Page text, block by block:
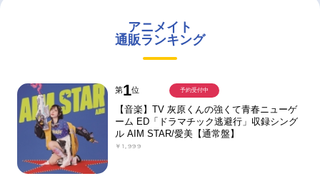
アニメイト
通販ランキング
第1位
【音楽】TV 灰原くんの強くて青春ニューゲ
ーム ED「ドラマチック逃避行」収録シング
ル AIM STAR/愛美【通常盤】
￥1,999
予約受付中